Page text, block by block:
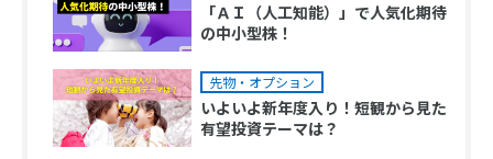
「ＡＩ（人工知能）」で人気化期待
の中小型株！
先物・オプション
いよいよ新年度入り！短観から見た
有望投資テーマは？